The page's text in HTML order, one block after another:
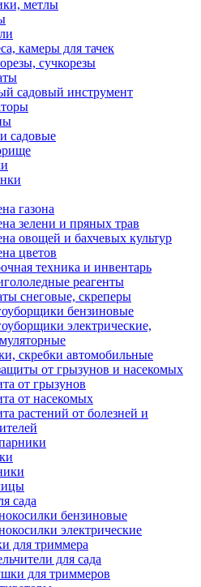
метлы
камеры для тачек
сучкорезы
садовый инструмент
садовые
газона
зелени и пряных трав
овощей и бахчевых культур
цветов
техника и инвентарь
реагенты
снеговые, скреперы
бензиновые
электрические,
скребки автомобильные
от грызунов и насекомых
от грызунов
от насекомых
растений от болезней и
сада
бензиновые
электрические
для триммера
для сада
для триммеров